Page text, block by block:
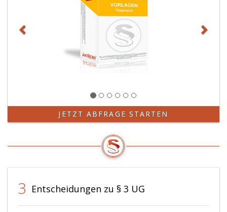
JETZT ABFRAGE STARTEN
3 Entscheidungen zu § 3 UG